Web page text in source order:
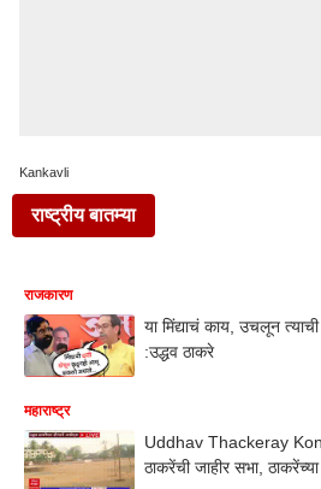
Kankavli
राष्ट्रीय बातम्या
राजकारण
या मिंद्याचं काय, उचलून
:उद्धव ठाकरे
महाराष्ट्र
Uddhav Thackeray
ठाकरेंची जाहीर सभा,